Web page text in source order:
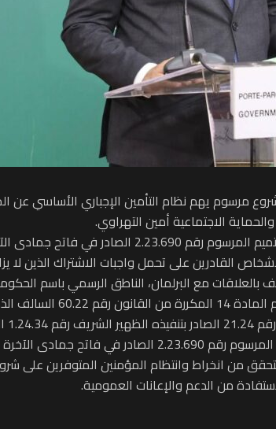
يهم نظام التأمين الإجباري الأساسي عن
الاجتماعية أمين التهراوي.
القادرين على تحمل واجبات الاشتراك الذين لا
بالعلاقات مع البرلمان، الناطق الرسمي باسم
من انخراط وانتظام المؤمنين المتوفرين
من الدعم والإعانات العمومية.